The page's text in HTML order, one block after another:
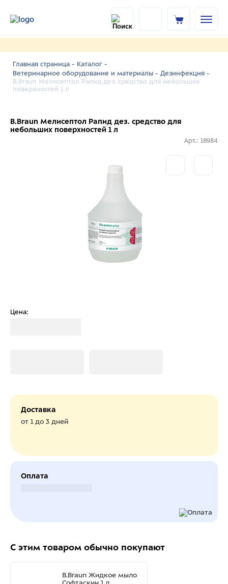
Главная страница - Каталог -
Ветеринарное оборудование и материалы - Дезинфекция -
B.Braun Мелисептол Рапид дез. средство для небольших
поверхностей 1 л
B.Braun Мелисептол Рапид дез. средство для
небольших поверхностей 1 л
Арт.: 18984
Цена:
Доставка
от 1 до 3 дней
Оплата
С этим товаром обычно покупают
B.Braun Жидкое мыло